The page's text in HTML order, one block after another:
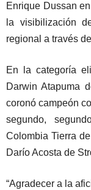
Enrique Dussan
la visibilización
regional a través
En la categoría
Darwin Atapuma
coronó campeón
segundo,
Colombia Tierra
Darío Acosta de
“Agradecer a la